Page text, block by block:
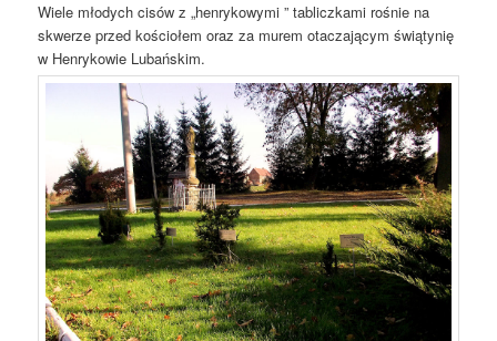
Wiele młodych cisów z „henrykowymi ” tabliczkami rośnie na
skwerze przed kościołem oraz za murem otaczającym świątynię
w Henrykowie Lubańskim.